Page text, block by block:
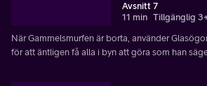
Avsnitt 7
11 min Tillgänglig
När Gammelsmurfen är borta, använder
för att äntligen få alla i byn att göra som han